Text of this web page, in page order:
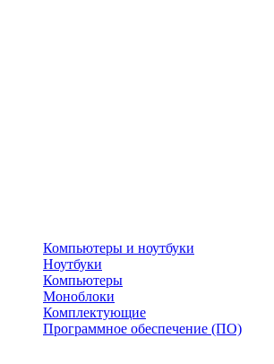
Компьютеры и ноутбуки
Ноутбуки
Компьютеры
Моноблоки
Комплектующие
Программное обеспечение (ПО)